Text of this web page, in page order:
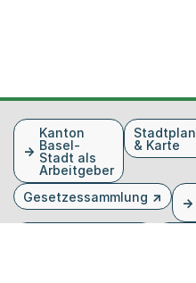
FusszeileKanton
Basel-
Stadt als
Arbeitgeber
Stadtplan
& Karte
Gesetzessammlung